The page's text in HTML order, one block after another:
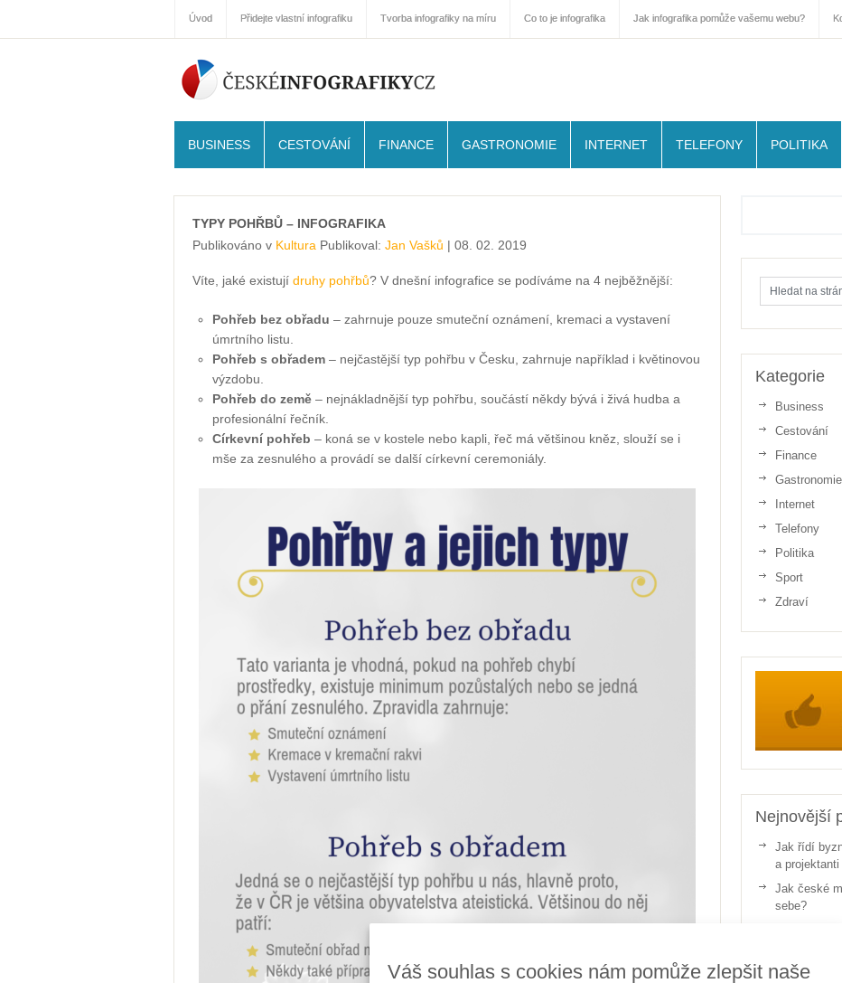
Váš souhlas s cookies nám pomůže zlepšit naše
Úvod Přidejte vlastní infografiku Tvorba infografiky na míru Co to je infografika Jak infografika pomůže vašemu webu?
BUSINESS CESTOVÁNÍ FINANCE GASTRONOMIE INTERNET TELEFONY POLITIKA
TYPY POHŘBŮ – INFOGRAFIKA
Publikováno v Kultura Publikoval: Jan Vašků | 08. 02. 2019
Víte, jaké existují druhy pohřbů? V dnešní infografice se podíváme na 4 nejběžnější:
Pohřeb bez obřadu – zahrnuje pouze smuteční oznámení, kremaci a vystavení
úmrtního listu.
Pohřeb s obřadem– nejčastější typ pohřbu v Česku, zahrnuje například i květinovou
výzdobu.
Pohřeb do země– nejnákladnější typ pohřbu, součástí někdy bývá i živá hudba a
profesionální řečník.
Církevní pohřeb – koná se v kostele nebo kapli, řeč má většinou kněz, slouží se i
mše za zesnulého a provádí se další církevní ceremoniály.
Kategorie
Business
Cestování
Finance
Gastronomie
Internet
Telefony
Politika
Sport
Zdraví
Nejnovější
Jak řídí
a projektanti
Jak české
sebe?
Kolik žen
Po stopách
slavným